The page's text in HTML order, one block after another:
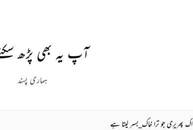
آپ یہ بھی پڑھ
ہماری پسند
اک پھریری جو ترا خاک_بسر لیتا ہے